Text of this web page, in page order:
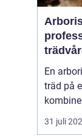
och
En
träd på
en stad
31 juli